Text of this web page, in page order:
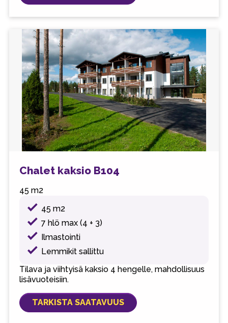
Chalet kaksio B104
45 m2
45 m2
7 hlö max (4 + 3)
Ilmastointi
Lemmikit sallittu
Tilava ja viihtyisä kaksio 4 hengelle, mahdollisuus
lisävuoteisiin.
TARKISTA SAATAVUUS